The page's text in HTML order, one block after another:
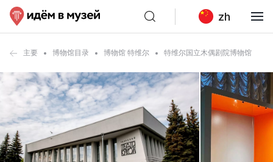
zh
主要 博物馆目录 博物馆 特维尔 特维尔国立木偶剧院博物馆